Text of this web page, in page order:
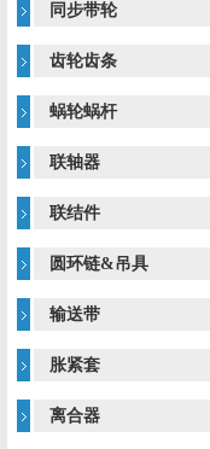
同步带轮
齿轮齿条
蜗轮蜗杆
联轴器
联结件
圆环链&吊具
输送带
胀紧套
离合器